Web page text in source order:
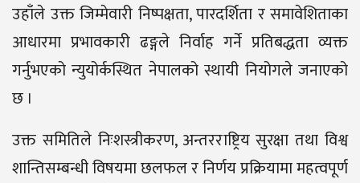
उहाँले उक्त जिम्मेवारी निष्पक्षता, पारदर्शिता र समावेशिताका
आधारमा प्रभावकारी ढङ्गले निर्वाह गर्ने प्रतिबद्धता व्यक्त
गर्नुभएको न्युयोर्कस्थित नेपालको स्थायी नियोगले जनाएको
छ ।
उक्त समितिले निःशस्त्रीकरण, अन्तरराष्ट्रिय सुरक्षा तथा विश्व
शान्तिसम्बन्धी विषयमा छलफल र निर्णय प्रक्रियामा महत्वपूर्ण